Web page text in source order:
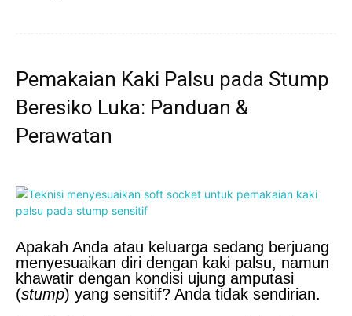
Pemakaian Kaki Palsu pada Stump
Beresiko Luka: Panduan &
Perawatan
Apakah Anda atau keluarga sedang berjuang
menyesuaikan diri dengan kaki palsu, namun
khawatir dengan kondisi ujung amputasi
(stump) yang sensitif? Anda tidak sendirian.